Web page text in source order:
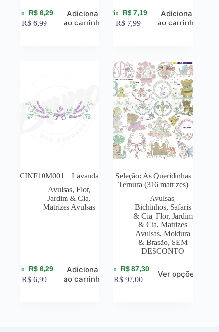
R$ 6,29
R$ 6,99
Adicionar
ao carrinho
R$ 7,19
R$ 7,99
Adicionar
ao carrinho
CINF10M001 – Lavanda
Avulsas, Flor,
Jardim & Cia,
Matrizes Avulsas
R$ 6,29
R$ 6,99
Adicionar
ao carrinho
Seleção: As Queridinhas
Ternura (316 matrizes)
Avulsas,
Bichinhos, Safaris
& Cia, Flor, Jardim
& Cia,Matrizes
Avulsas,Moldura
& Brasão, SEM
DESCONTO
R$ 87,30
R$ 97,00
Ver opções